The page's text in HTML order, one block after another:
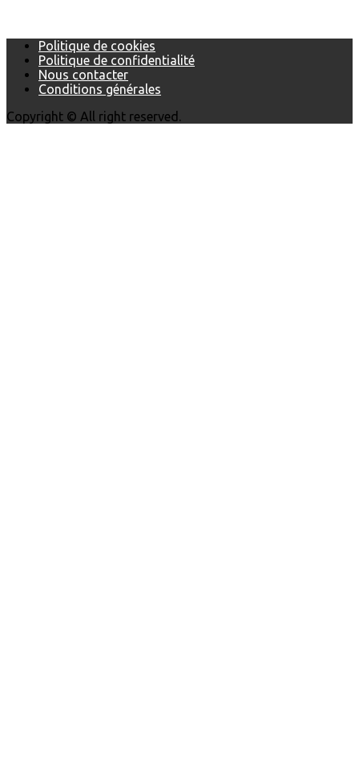
Politique de cookies
Politique de confidentialité
Nous contacter
Conditions générales
Copyright © All right reserved.